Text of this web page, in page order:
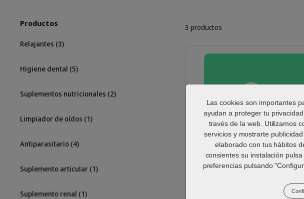
Productos
Relajantes (3)
Higiene dental (5)
Suplementos nutricionales (2)
Limpiador de oídos (1)
Antiparasitario (4)
Suplemento articular (1)
Suplemento renal (1)
3 productos
ES_Zenidog-
Zenidog® Collar con
Las cookies son importantes
ayudan a proteger tu
través de la web. Utilizamos
servicios y mostrarte
elaborado con tus hábitos
consientes su instalación
preferencias pulsando